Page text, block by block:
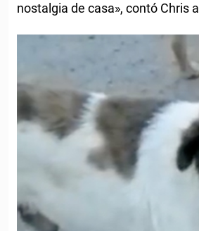
nostalgia de casa», contó Chris a